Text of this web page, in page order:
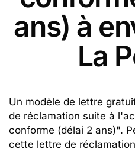
ans) à
La
Un modèle de lettre
de réclamation suite à
conforme (délai 2 ans)".
cette lettre de